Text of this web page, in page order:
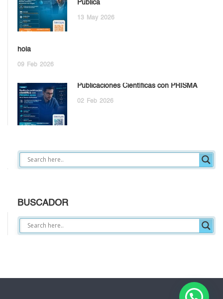
Pública
13 May 2026
hola
09 Feb 2026
Publicaciones Científicas con PRISMA
02 Feb 2026
BUSCADOR